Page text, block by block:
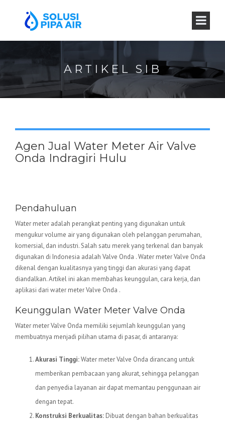
ARTIKEL SIB
Agen Jual Water Meter Air Valve
Onda Indragiri Hulu
Pendahuluan
Water meter adalah perangkat penting yang digunakan untuk
mengukur volume air yang digunakan oleh pelanggan perumahan,
komersial, dan industri. Salah satu merek yang terkenal dan banyak
digunakan di Indonesia adalah Valve Onda . Water meter Valve Onda
dikenal dengan kualitasnya yang tinggi dan akurasi yang dapat
diandalkan. Artikel ini akan membahas keunggulan, cara kerja, dan
aplikasi dari water meter Valve Onda .
Keunggulan Water Meter Valve Onda
Water meter Valve Onda memiliki sejumlah keunggulan yang
membuatnya menjadi pilihan utama di pasar, di antaranya:
Akurasi Tinggi:Water meter Valve Onda dirancang untuk
memberikan pembacaan yang akurat, sehingga pelanggan
dan penyedia layanan air dapat memantau penggunaan air
dengan tepat.
Konstruksi Berkualitas: Dibuat dengan bahan berkualitas